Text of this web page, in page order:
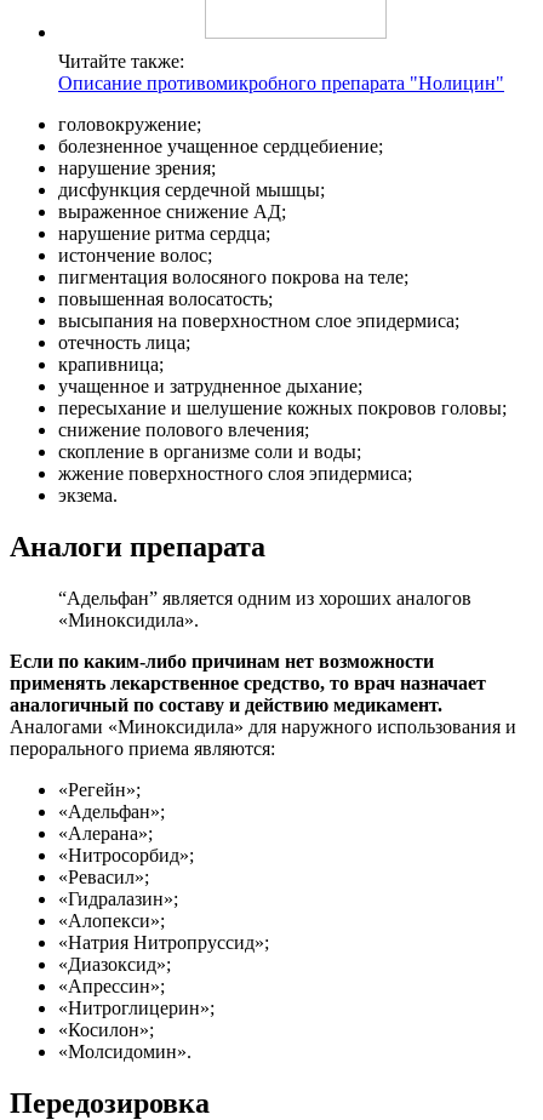
Читайте также:
Описание противомикробного препарата "Нолицин"
головокружение;
болезненное учащенное сердцебиение;
нарушение зрения;
дисфункция сердечной мышцы;
выраженное снижение АД;
нарушение ритма сердца;
истончение волос;
пигментация волосяного покрова на теле;
повышенная волосатость;
высыпания на поверхностном слое эпидермиса;
отечность лица;
крапивница;
учащенное и затрудненное дыхание;
пересыхание и шелушение кожных покровов головы;
снижение полового влечения;
скопление в организме соли и воды;
жжение поверхностного слоя эпидермиса;
экзема.
Аналоги препарата
“Адельфан” является одним из хороших аналогов
«Миноксидила».
Если по каким-либо причинам нет возможности
применять лекарственное средство, то врач назначает
аналогичный по составу и действию медикамент.
Аналогами «Миноксидила» для наружного использования и
перорального приема являются:
«Регейн»;
«Адельфан»;
«Алерана»;
«Нитросорбид»;
«Ревасил»;
«Гидралазин»;
«Алопекси»;
«Натрия Нитропруссид»;
«Диазоксид»;
«Апрессин»;
«Нитроглицерин»;
«Косилон»;
«Молсидомин».
Передозировка